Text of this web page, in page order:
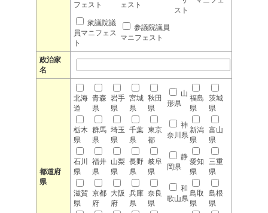
フェスト
ェスト
スト
衆議院議
員マニフェス
ト
参議院議員
マニフェスト
政治家
名
都道府
県
北海
道
青森
県
岩手
県
宮城
県
秋田
県
山
形県
福島
県
茨城
県
栃木
県
群馬
県
埼玉
県
千葉
県
東京
都
神
奈川県
新潟
県
富山
県
石川
県
福井
県
山梨
県
長野
県
岐阜
県
静
岡県
愛知
県
三重
県
滋賀
県
京都
府
大阪
府
兵庫
県
奈良
県
和
歌山県
鳥取
県
島根
県